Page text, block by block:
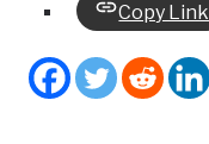
Copy Link